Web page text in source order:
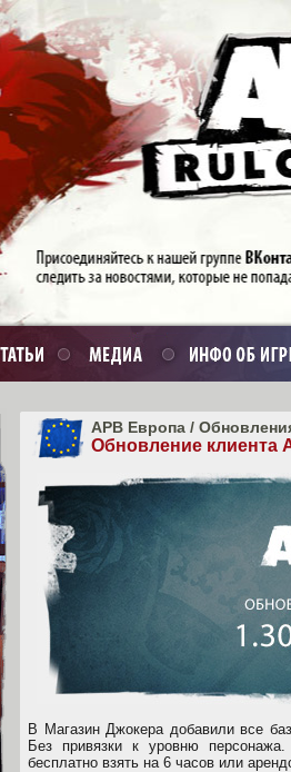
APB Европа /
Обновление клиента
В Магазин Джокера добавили все
Без привязки к уровню
бесплатно взять на 6 часов или